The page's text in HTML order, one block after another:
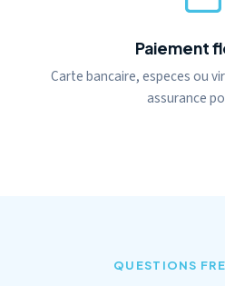
Paiement
Carte bancaire, especes ou
assurance
QUESTIONS